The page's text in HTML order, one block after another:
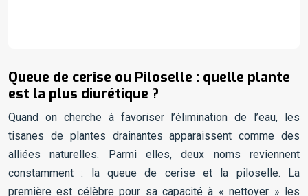
Queue de cerise ou Piloselle : quelle plante
est la plus diurétique ?
Quand on cherche à favoriser l’élimination de l’eau, les
tisanes de plantes drainantes apparaissent comme des
alliées naturelles. Parmi elles, deux noms reviennent
constamment : la queue de cerise et la piloselle. La
première est célèbre pour sa capacité à « nettoyer » les